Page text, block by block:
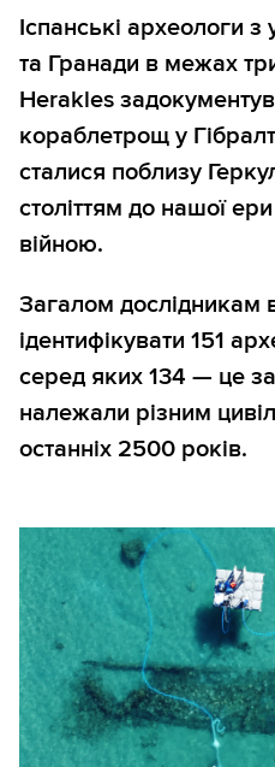
Іспанські археологи з
та Гранади в межах
Herakles
кораблетрощ у
сталися поблизу
століттям до нашої
війною.
Загалом дослідникам
ідентифікувати 151
серед яких 134 — це
належали різним
останніх 2500 років.